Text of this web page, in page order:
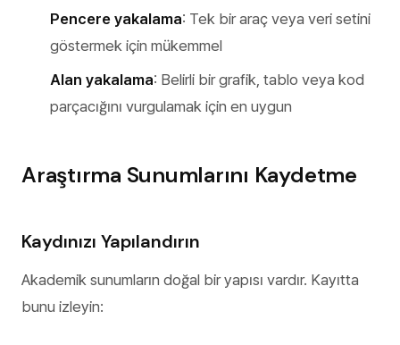
Pencere yakalama: Tek bir araç veya veri setini
göstermek için mükemmel
Alan yakalama: Belirli bir grafik, tablo veya kod
parçacığını vurgulamak için en uygun
Araştırma Sunumlarını Kaydetme
Kaydınızı Yapılandırın
Akademik sunumların doğal bir yapısı vardır. Kayıtta
bunu izleyin: